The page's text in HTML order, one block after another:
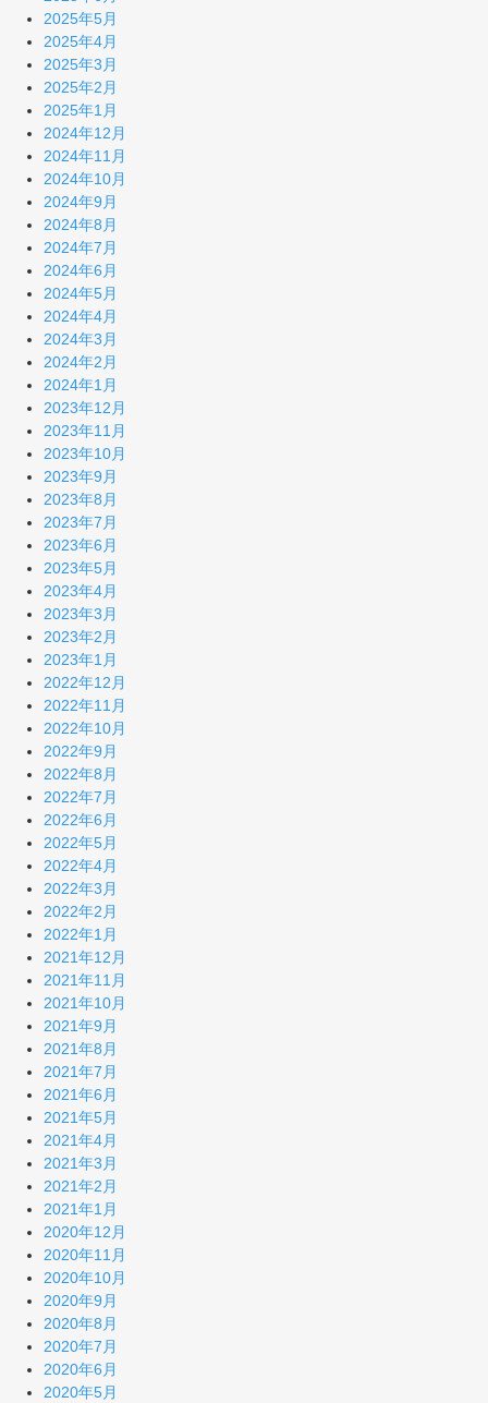
2025年5月
2025年4月
2025年3月
2025年2月
2025年1月
2024年12月
2024年11月
2024年10月
2024年9月
2024年8月
2024年7月
2024年6月
2024年5月
2024年4月
2024年3月
2024年2月
2024年1月
2023年12月
2023年11月
2023年10月
2023年9月
2023年8月
2023年7月
2023年6月
2023年5月
2023年4月
2023年3月
2023年2月
2023年1月
2022年12月
2022年11月
2022年10月
2022年9月
2022年8月
2022年7月
2022年6月
2022年5月
2022年4月
2022年3月
2022年2月
2022年1月
2021年12月
2021年11月
2021年10月
2021年9月
2021年8月
2021年7月
2021年6月
2021年5月
2021年4月
2021年3月
2021年2月
2021年1月
2020年12月
2020年11月
2020年10月
2020年9月
2020年8月
2020年7月
2020年6月
2020年5月